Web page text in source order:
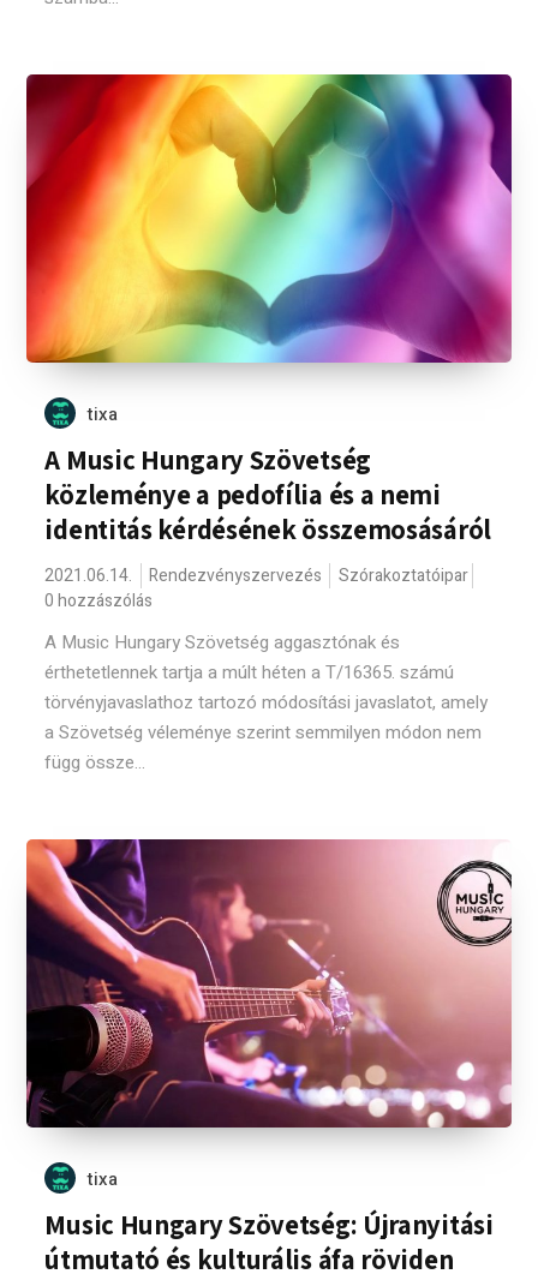
tixa
A Music Hungary Szövetség
közleménye a pedofília és a nemi
identitás kérdésének összemosásáról
2021.06.14. Rendezvényszervezés
Szórakoztatóipar
0 hozzászólás
A Music Hungary Szövetség aggasztónak és
érthetetlennek tartja a múlt héten a T/16365. számú
törvényjavaslathoz tartozó módosítási javaslatot, amely
a Szövetség véleménye szerint semmilyen módon nem
függ össze...
tixa
Music Hungary Szövetség: Újranyitási
útmutató és kulturális áfa röviden